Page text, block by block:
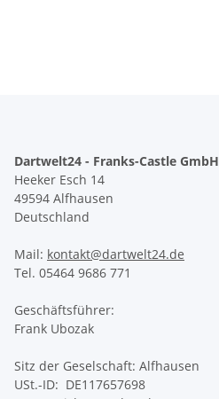
Dartwelt24 - Franks-Castle GmbH
Heeker Esch 14
49594 Alfhausen
Deutschland
Mail: kontakt@dartwelt24.de
Tel. 05464 9686 771
Geschäftsführer:
Frank Ubozak
Sitz der Geselschaft: Alfhausen
USt.-ID: DE117657698